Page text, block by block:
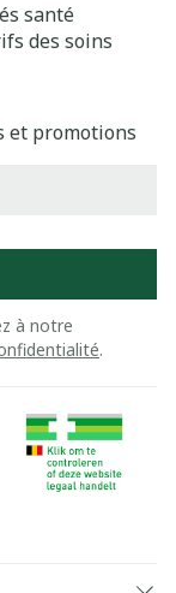
santé
des soins
et promotions
à notre
.